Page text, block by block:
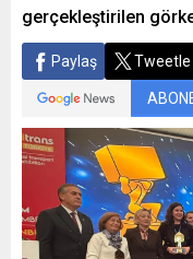
gerçekleştirilen
Paylaş Tweetle